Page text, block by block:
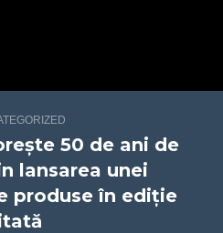
50 de ani de
lansarea unei
produse în ediție